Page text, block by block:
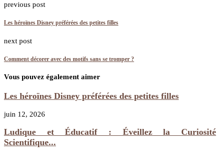
previous post
Les héroïnes Disney préférées des petites filles
next post
Comment décorer avec des motifs sans se tromper ?
Vous pouvez également aimer
Les héroïnes Disney préférées des petites filles
juin 12, 2026
Ludique et Éducatif : Éveillez la Curiosité
Scientifique...